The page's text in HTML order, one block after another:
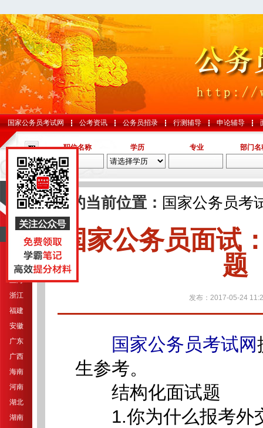
国家公务员考试网 公考资讯 公务员招录 行测辅导 申论辅导
职位名称 学历 专业 部门名
导航
江苏
上海
浙江
福建
安徽
广东
广西
海南
河南
湖北
湖南
您的当前位置： 国家公务员考
国家公务员面试
题
发布：2017-05-24
国家公务员考试网
生参考。
结构化面试题
1.你为什么报考外